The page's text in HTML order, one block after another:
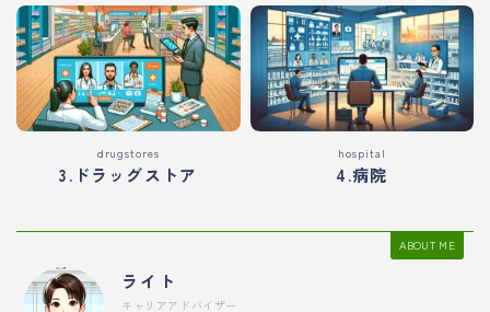
drugstores
3.ドラッグストア
hospital
4.病院
ABOUT ME
ライト
キャリアアドバイザー